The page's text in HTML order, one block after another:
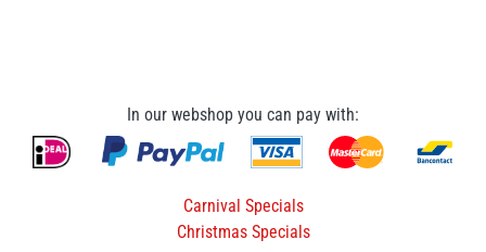
In our webshop you can pay with:
Carnival Specials
Christmas Specials